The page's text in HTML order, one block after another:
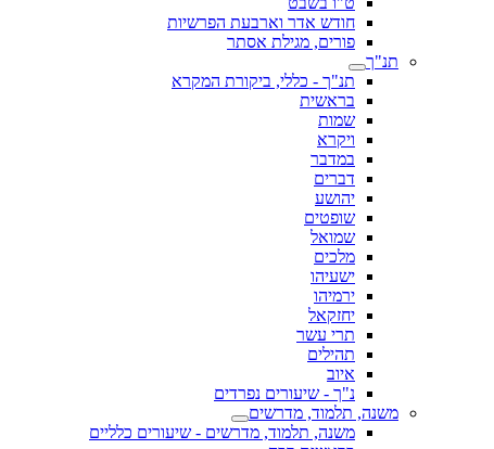
חודש אדר וארבעת הפרשיות
פורים, מגילת אסתר
תנ"ך
תנ"ך - כללי, ביקורת המקרא
בראשית
שמות
ויקרא
במדבר
דברים
יהושע
שופטים
שמואל
מלכים
ישעיהו
ירמיהו
יחזקאל
תרי עשר
תהילים
איוב
נ"ך - שיעורים נפרדים
משנה, תלמוד, מדרשים
משנה, תלמוד, מדרשים - שיעורים כלליים